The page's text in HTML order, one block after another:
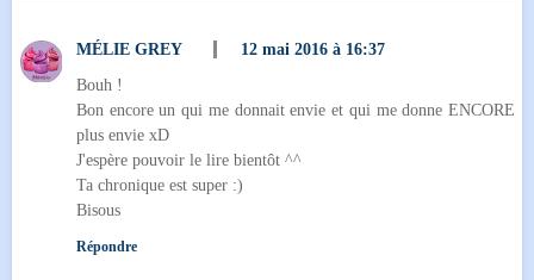
MÉLIE GREY
12 mai 2016 à 16:37
Bouh !
Bon encore un qui me donnait envie et qui me donne ENCORE
plus envie xD
J'espère pouvoir le lire bientôt ^^
Ta chronique est super :)
Bisous
Répondre